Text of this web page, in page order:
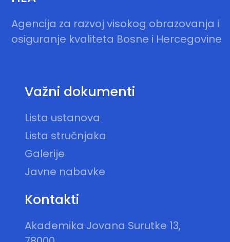
Agencija za razvoj visokog obrazovanja i
osiguranje kvaliteta Bosne i Hercegovine
Važni dokumenti
Lista ustanova
Lista stručnjaka
Galerije
Javne nabavke
Kontakti
Akademika Jovana Surutke 13,